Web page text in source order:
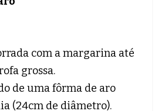
com a margarina até
grossa.
de uma fôrma de aro
(24cm de diâmetro).